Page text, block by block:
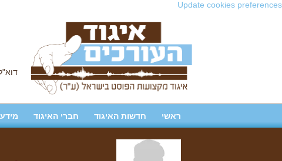
Update cookies preferences
ראשי חדשות האיגוד חברי האיגוד